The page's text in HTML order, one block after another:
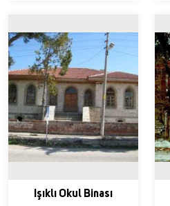
Işıklı Okul Binası